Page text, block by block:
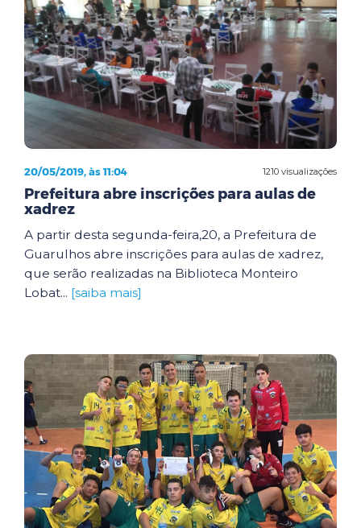
1210 visualizações
20/05/2019, às 11:04
Prefeitura abre inscrições para aulas de
xadrez
A partir desta segunda-feira,20, a Prefeitura de
Guarulhos abre inscrições para aulas de xadrez,
que serão realizadas na Biblioteca Monteiro
Lobat... [saiba mais]